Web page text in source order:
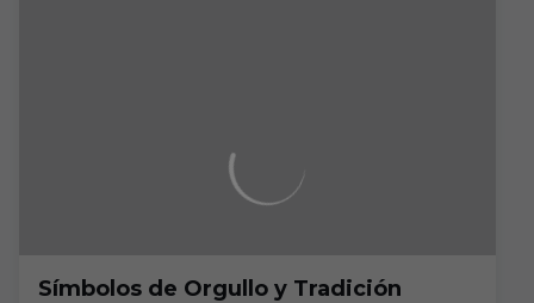
Símbolos de Orgullo y Tradición